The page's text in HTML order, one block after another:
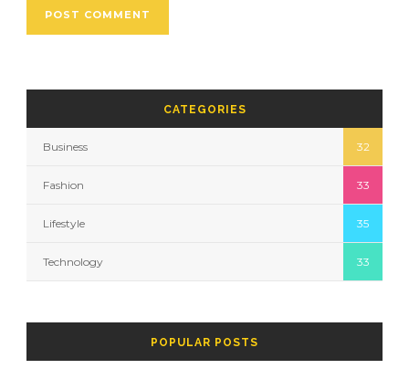
CATEGORIES
Business 32
Fashion 33
Lifestyle 35
Technology 33
POPULAR POSTS